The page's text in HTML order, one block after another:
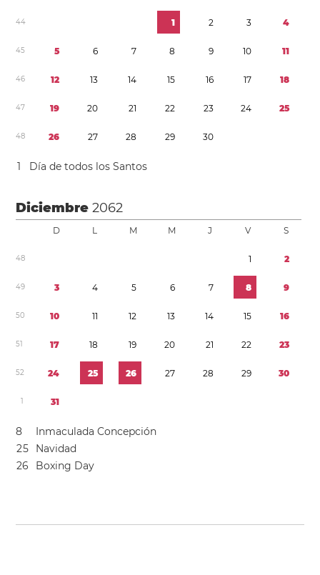
44 1 2 3 4
45 5 6 7 8 9 10 11
46 12 13 14 15 16 17 18
47 19 20 21 22 23 24 25
48 26 27 28 29 30
1 Día de todos los Santos
Diciembre2062
D L M M J V S
48 1 2
49 3 4 5 6 7 8 9
50 10 11 12 13 14 15 16
51 17 18 19 20 21 22 23
52 24 25 26 27 28 29 30
1 31
8
Inmaculada Concepción
25
Navidad
26 Boxing Day